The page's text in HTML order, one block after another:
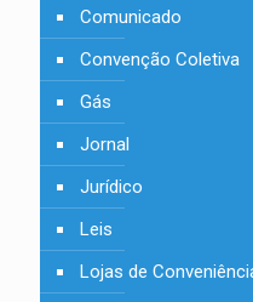
Comunicado
Convenção Coletiva
Gás
Jornal
Jurídico
Leis
Lojas de